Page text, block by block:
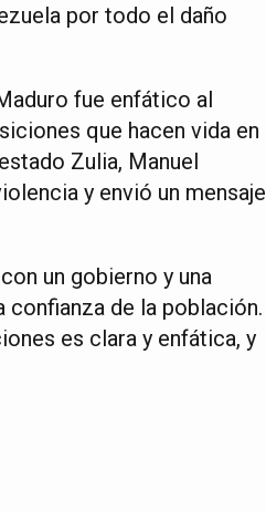
por todo el daño
fue enfático al
que hacen vida en
Zulia, Manuel
y envió un mensaje
un gobierno y una
confianza de la población.
es clara y enfática, y